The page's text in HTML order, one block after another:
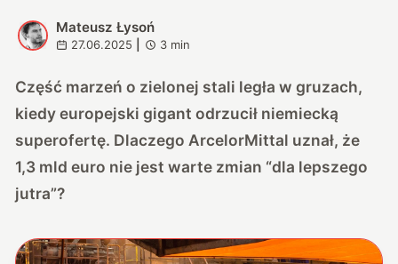
M
Mateusz Łysoń
27.06.2025 3 min
Część marzeń o zielonej stali legła w gruzach,
kiedy europejski gigant odrzucił niemiecką
superofertę. Dlaczego ArcelorMittal uznał, że
1,3 mld euro nie jest warte zmian “dla lepszego
jutra”?